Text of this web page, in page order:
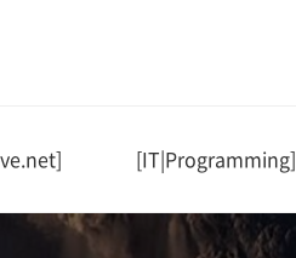
[IT|Programming]